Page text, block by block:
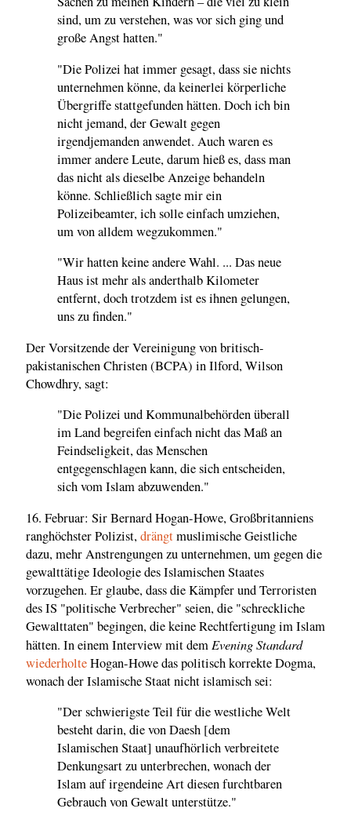
sind, um zu verstehen, was vor sich ging und
große Angst hatten."
"Die Polizei hat immer gesagt, dass sie nichts
unternehmen könne, da keinerlei körperliche
Übergriffe stattgefunden hätten. Doch ich bin
nicht jemand, der Gewalt gegen
irgendjemanden anwendet. Auch waren es
immer andere Leute, darum hieß es, dass man
das nicht als dieselbe Anzeige behandeln
könne. Schließlich sagte mir ein
Polizeibeamter, ich solle einfach umziehen,
um von alldem wegzukommen."
"Wir hatten keine andere Wahl. ... Das neue
Haus ist mehr als anderthalb Kilometer
entfernt, doch trotzdem ist es ihnen gelungen,
uns zu finden."
Der Vorsitzende der Vereinigung von britisch-
pakistanischen Christen (BCPA) in Ilford, Wilson
Chowdhry, sagt:
"Die Polizei und Kommunalbehörden überall
im Land begreifen einfach nicht das Maß an
Feindseligkeit, das Menschen
entgegenschlagen kann, die sich entscheiden,
sich vom Islam abzuwenden."
16. Februar: Sir Bernard Hogan-Howe, Großbritanniens
ranghöchster Polizist,drängtmuslimische Geistliche
dazu, mehr Anstrengungen zu unternehmen, um gegen die
gewalttätige Ideologie des Islamischen Staates
vorzugehen. Er glaube, dass die Kämpfer und Terroristen
des IS "politische Verbrecher" seien, die "schreckliche
Gewalttaten" begingen, die keine Rechtfertigung im Islam
hätten. In einem Interview mit dem Evening Standard
wiederholteHogan-Howe das politisch korrekte Dogma,
wonach der Islamische Staat nicht islamisch sei:
"Der schwierigste Teil für die westliche Welt
besteht darin, die von Daesh [dem
Islamischen Staat] unaufhörlich verbreitete
Denkungsart zu unterbrechen, wonach der
Islam auf irgendeine Art diesen furchtbaren
Gebrauch von Gewalt unterstütze."